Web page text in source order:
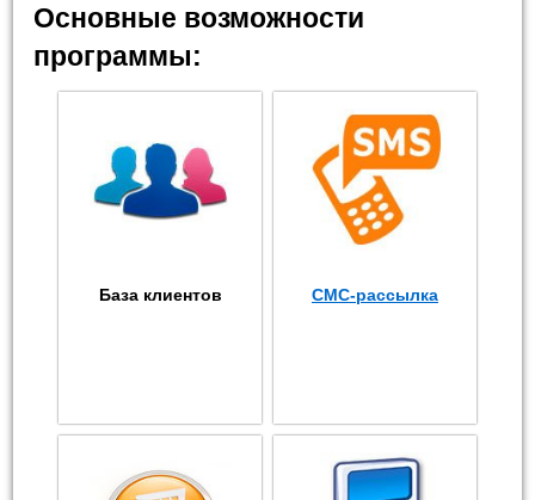
Основные возможности
программы:
База клиентов СМС-рассылка